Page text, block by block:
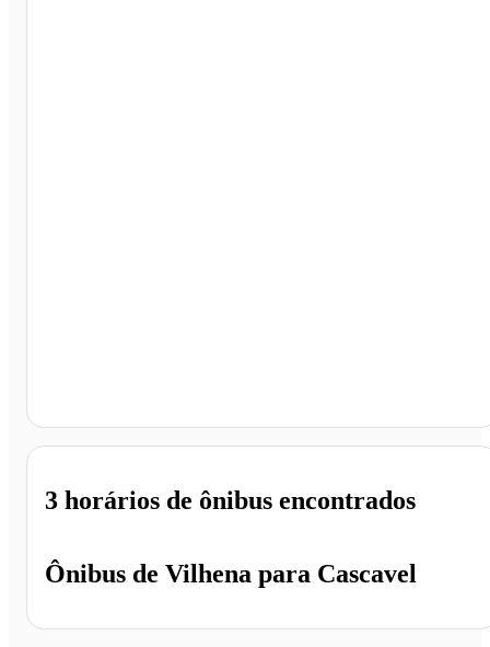
Ônibus de Vilhena para Cascavel
3 horários de ônibus encontrados